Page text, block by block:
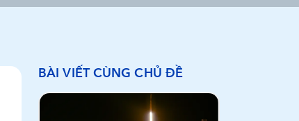
BÀI VIẾT CÙNG CHỦ ĐỀ